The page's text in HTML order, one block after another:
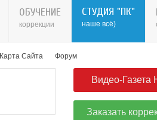
ОБУЧЕНИЕ
коррекции
СТУДИЯ "ПК"
наше всё)
Карта Сайта Форум
Видео-
Заказать